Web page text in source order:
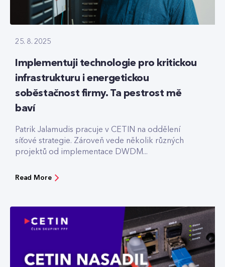
25. 8. 2025
Implementuji technologie pro kritickou
infrastrukturu i energetickou
soběstačnost firmy. Ta pestrost mě
baví
Patrik Jalamudis pracuje v CETIN na oddělení
síťové strategie. Zároveň vede několik různých
projektů od implementace DWDM...
Read More